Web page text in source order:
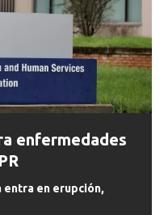
enfermedades
entra en erupción,